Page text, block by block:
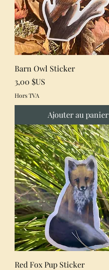
Barn Owl Sticker
Prix
3,00 $US
Hors TVA
Ajouter au panier
Red Fox Pup Sticker